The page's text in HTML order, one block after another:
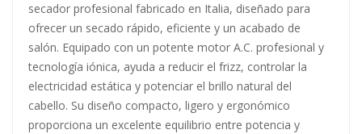
secador profesional fabricado en Italia, diseñado para
ofrecer un secado rápido, eficiente y un acabado de
salón. Equipado con un potente motor A.C. profesional y
tecnología iónica, ayuda a reducir el frizz, controlar la
electricidad estática y potenciar el brillo natural del
cabello. Su diseño compacto, ligero y ergonómico
proporciona un excelente equilibrio entre potencia y